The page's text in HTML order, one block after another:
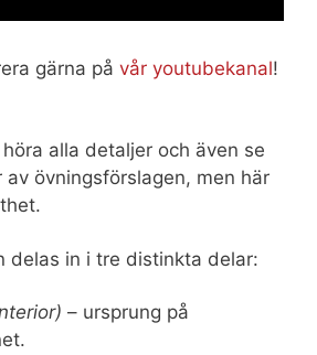
gärna på vår youtubekanal!
alla detaljer och även se
övningsförslagen, men här
delas in i tre distinkta delar:
– ursprung på